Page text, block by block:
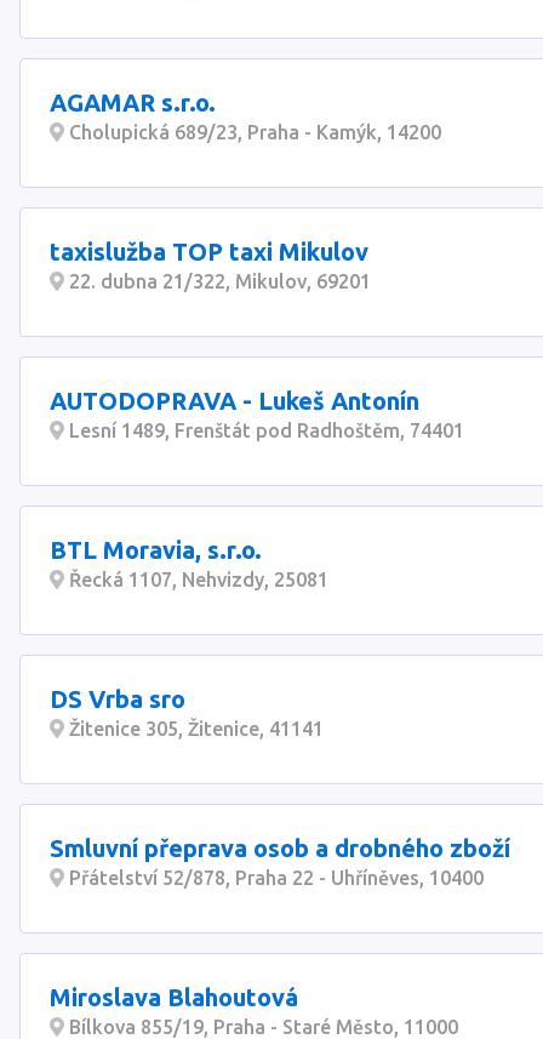
AGAMAR s.r.o.
Cholupická 689/23, Praha - Kamýk, 14200
taxislužba TOP taxi Mikulov
22. dubna 21/322, Mikulov, 69201
AUTODOPRAVA - Lukeš Antonín
Lesní 1489, Frenštát pod Radhoštěm, 74401
BTL Moravia, s.r.o.
Řecká 1107, Nehvizdy, 25081
DS Vrba sro
Žitenice 305, Žitenice, 41141
Smluvní přeprava osob a drobného zboží
Přátelství 52/878, Praha 22 - Uhříněves, 10400
Miroslava Blahoutová
Bílkova 855/19, Praha - Staré Město, 11000